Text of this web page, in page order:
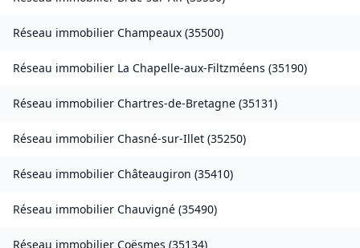
Réseau immobilier Champeaux (35500)
Réseau immobilier La Chapelle-aux-Filtzméens (35190)
Réseau immobilier Chartres-de-Bretagne (35131)
Réseau immobilier Chasné-sur-Illet (35250)
Réseau immobilier Châteaugiron (35410)
Réseau immobilier Chauvigné (35490)
Réseau immobilier Coësmes (35134)